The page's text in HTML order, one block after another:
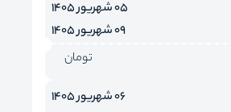
05 شهریور 1405
09 شهریور 1405
تومان
06 شهریور 1405